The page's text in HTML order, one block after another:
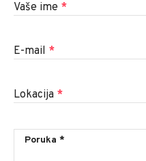
Vaše ime *
E-mail *
Lokacija *